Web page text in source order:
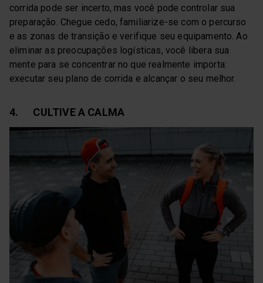
corrida pode ser incerto, mas você pode controlar sua
preparação. Chegue cedo, familiarize-se com o percurso
e as zonas de transição e verifique seu equipamento. Ao
eliminar as preocupações logísticas, você libera sua
mente para se concentrar no que realmente importa:
executar seu plano de corrida e alcançar o seu melhor.
4. CULTIVE A CALMA